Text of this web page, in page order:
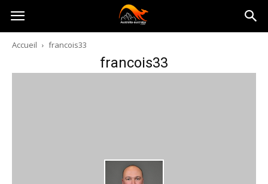
Australia-
australie.com
Accueil francois33
francois33